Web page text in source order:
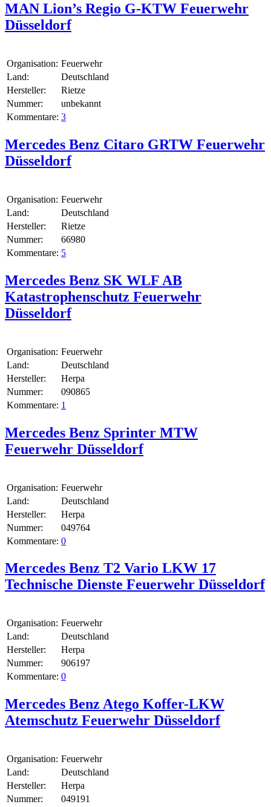
MAN Lion’s Regio G-KTW Feuerwehr
Düsseldorf
Organisation: Feuerwehr
Land:
Deutschland
Hersteller:
Rietze
Nummer:
unbekannt
Kommentare: 3
Mercedes Benz Citaro GRTW Feuerwehr
Düsseldorf
Organisation: Feuerwehr
Land:
Deutschland
Hersteller:
Rietze
Nummer:
66980
Kommentare: 5
Mercedes Benz SK WLF AB
Katastrophenschutz Feuerwehr
Düsseldorf
Organisation: Feuerwehr
Land:
Deutschland
Hersteller:
Herpa
Nummer:
090865
Kommentare: 1
Mercedes Benz Sprinter MTW
Feuerwehr Düsseldorf
Organisation: Feuerwehr
Land:
Deutschland
Hersteller:
Herpa
Nummer:
049764
Kommentare: 0
Mercedes Benz T2 Vario LKW 17
Technische Dienste Feuerwehr Düsseldorf
Organisation: Feuerwehr
Land:
Deutschland
Hersteller:
Herpa
Nummer:
906197
Kommentare: 0
Mercedes Benz Atego Koffer-LKW
Atemschutz Feuerwehr Düsseldorf
Organisation: Feuerwehr
Land:
Deutschland
Hersteller:
Herpa
Nummer:
049191